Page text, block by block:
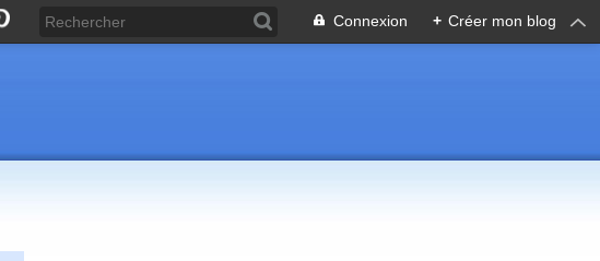
Connexion + Créer mon blog